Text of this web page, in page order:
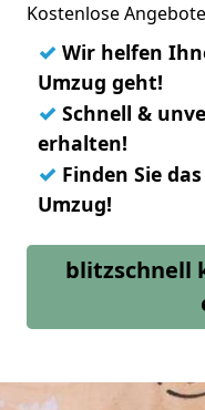
Kostenlose
✓ Wir helfen
Umzug geht!
✓ Schnell &
erhalten!
✓ Finden Sie
Umzug!
blitzschnell